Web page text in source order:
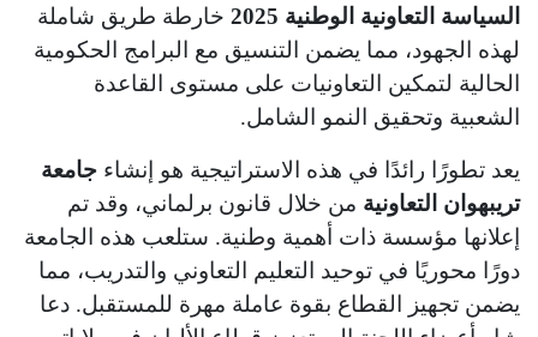
السياسة التعاونية الوطنية 2025
خارطة طريق شاملة
لهذه الجهود، مما يضمن التنسيق مع البرامج الحكومية
الحالية لتمكين التعاونيات على مستوى القاعدة
الشعبية وتحقيق النمو الشامل.
يعد تطورًا رائدًا في هذه الاستراتيجية هو إنشاء جامعة
تريبهوان التعاونية من خلال قانون برلماني، وقد تم
إعلانها مؤسسة ذات أهمية وطنية. ستلعب هذه الجامعة
دورًا محوريًا في توحيد التعليم التعاوني والتدريب، مما
يضمن تجهيز القطاع بقوة عاملة مهرة للمستقبل. دعا